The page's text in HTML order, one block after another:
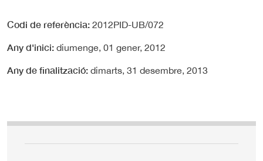
Codi de referència 2012PID-UB/072
Any d'inici diumenge, 01 gener, 2012
Any de finalització dimarts, 31 desembre, 2013